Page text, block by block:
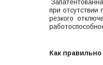
при
резкого
Как